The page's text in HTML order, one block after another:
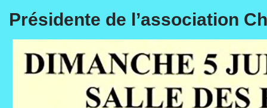
Présidente de l’association